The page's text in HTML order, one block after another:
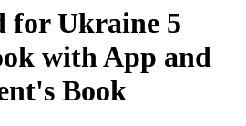
for Ukraine 5
with App and
Book